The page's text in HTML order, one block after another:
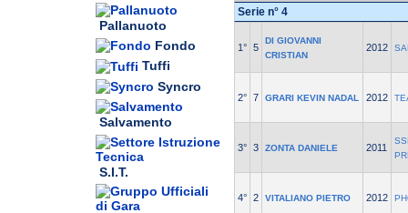
Pallanuoto
Fondo
Tuffi
Syncro
Salvamento
S.I.T.
Serie n° 4
1° 5
DI GIOVANNI
CRISTIAN
2012
2° 7 GRARI KEVIN NADAL 2012
3° 3 ZONTA DANIELE 2011
4° 2 VITALIANO PIETRO 2012